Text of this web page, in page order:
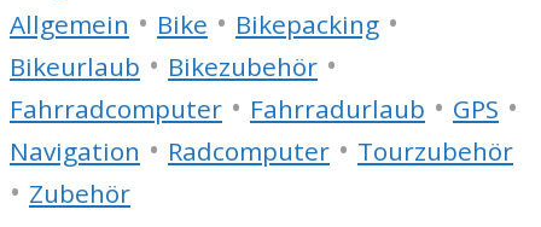
Allgemein • Bike • Bikepacking •
Bikeurlaub • Bikezubehör •
Fahrradcomputer • Fahrradurlaub • GPS •
Navigation • Radcomputer • Tourzubehör
• Zubehör